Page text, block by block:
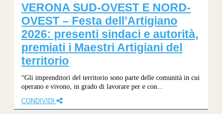
VERONA SUD-OVEST E NORD-
OVEST – Festa dell’Artigiano
2026: presenti sindaci e autorità,
premiati i Maestri Artigiani del
territorio
“Gli imprenditori del territorio sono parte delle comunità in cui
operano e vivono, in grado di lavorare per e con...
CONDIVIDI